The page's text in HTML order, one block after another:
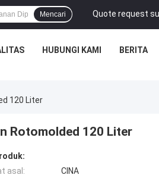
Quote request
Mencari
HUBUNGI KAMI BERITA
120 Liter
Rotomolded 120 Liter
asal:
CINA